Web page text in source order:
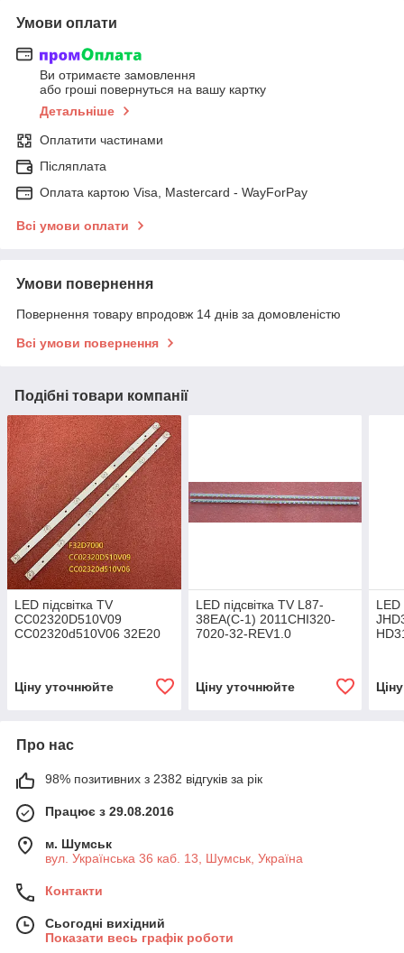
Умови оплати
Ви отримаєте замовлення
або гроші повернуться на вашу картку
Детальніше
Оплатити частинами
Післяплата
Оплата картою Visa, Mastercard - WayForPay
Всі умови оплати
Умови повернення
Повернення товару впродовж 14 днів за домовленістю
Всі умови повернення
Подібні товари компанії
LED підсвітка TV
CC02320D510V09
CC02320d510V06 32E20
Ціну уточнюйте
LED підсвітка TV L87-
38EA(C-1) 2011CHI320-
7020-32-REV1.0
Ціну уточнюйте
LED
Про нас
98% позитивних з 2382 відгуків за рік
Працює з 29.08.2016
м. Шумськ
вул. Українська 36 каб. 13, Шумськ, Україна
Контакти
Сьогодні вихідний
Показати весь графік роботи